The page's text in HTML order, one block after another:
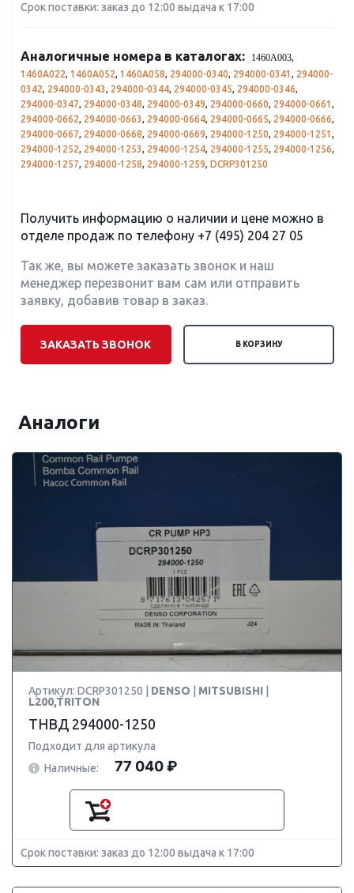
Срок поставки: заказ до 12:00 выдача к 17:00
Аналогичные номера в каталогах: 1460A003,
1460A022, 1460A052, 1460A058, 294000-0340, 294000-0341 , 294000-
0342, 294000-0343, 294000-0344, 294000-0345, 294000-0346,
294000-0347, 294000-0348, 294000-0349, 294000-0660, 294000-0661 ,
294000-0662, 294000-0663, 294000-0664, 294000-0665, 294000-0666,
294000-0667, 294000-0668, 294000-0669, 294000-1250, 294000-1251 ,
294000-1252, 294000-1253, 294000-1254, 294000-1255, 294000-1256,
294000-1257, 294000-1258, 294000-1259, DCRP301250
Получить информацию о наличии и цене можно в
отделе продаж по телефону +7 (495) 204 27 05
Так же, вы можете заказать звонок и наш
менеджер перезвонит вам сам или отправить
заявку, добавив товар в заказ.
ЗАКАЗАТЬ ЗВОНОК В КОРЗИНУ
Аналоги
Артикул: DCRP301250 | DENSO MITSUBISHI
L200,TRITON
ТНВД 294000-1250
Подходит для артикула
Наличные:
77 040 ₽
Срок поставки: заказ до 12:00 выдача к 17:00